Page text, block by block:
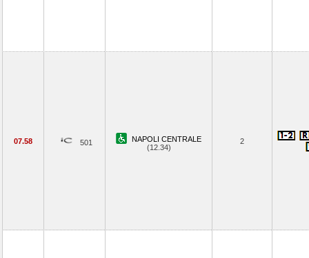
07.58 501
NAPOLI CENTRALE
(12.34)
2